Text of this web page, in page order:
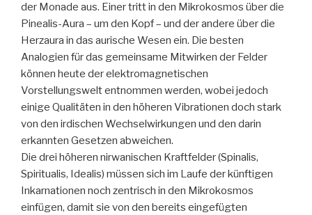
der Monade aus. Einer tritt in den Mikrokosmos über die
Pinealis-Aura – um den Kopf – und der andere über die
Herzaura in das aurische Wesen ein. Die besten
Analogien für das gemeinsame Mitwirken der Felder
können heute der elektromagnetischen
Vorstellungswelt entnommen werden, wobei jedoch
einige Qualitäten in den höheren Vibrationen doch stark
von den irdischen Wechselwirkungen und den darin
erkannten Gesetzen abweichen.
Die drei höheren nirwanischen Kraftfelder (Spinalis,
Spiritualis, Idealis) müssen sich im Laufe der künftigen
Inkarnationen noch zentrisch in den Mikrokosmos
einfügen, damit sie von den bereits eingefügten